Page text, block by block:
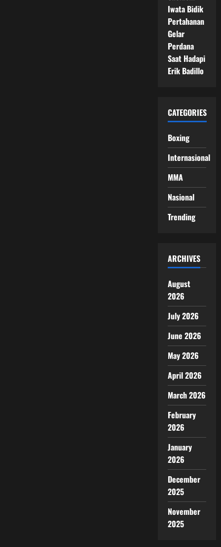
Iwata Bidik
Pertahanan
Gelar
Perdana
Saat Hadapi
Erik Badillo
CATEGORIES
Boxing
Internasional
MMA
Nasional
Trending
ARCHIVES
August
2026
July 2026
June 2026
May 2026
April 2026
March 2026
February
2026
January
2026
December
2025
November
2025